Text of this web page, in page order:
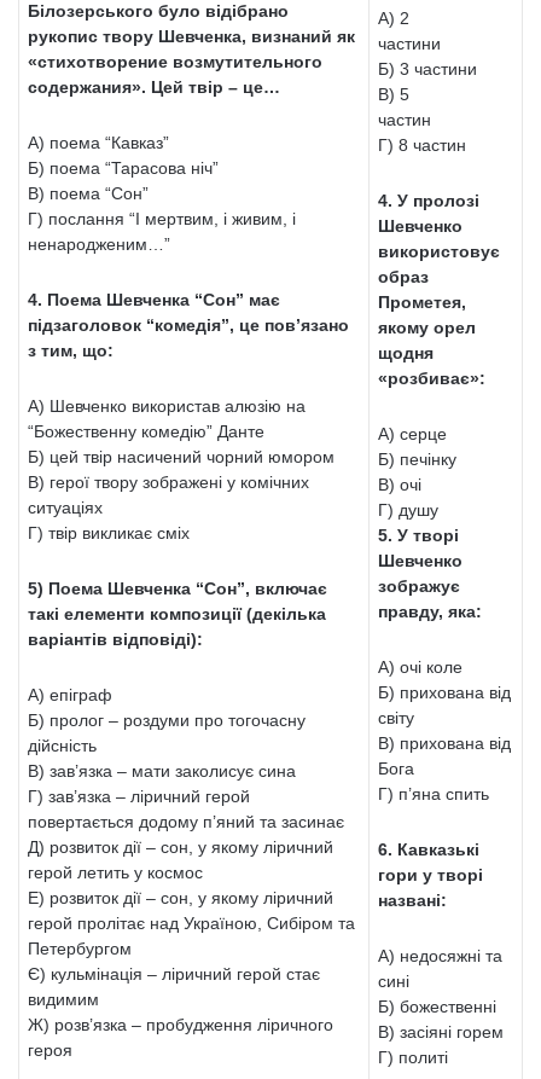
Білозерського було відібрано
рукопис твору Шевченка, визнаний як
«стихотворение возмутительного
содержания». Цей твір – це…
А) поема “Кавказ”
Б) поема “Тарасова ніч”
В) поема “Сон”
Г) послання “І мертвим, і живим, і
ненародженим…”
4. Поема Шевченка “Сон” має
підзаголовок “комедія”, це пов’язано
з тим, що:
А) Шевченко використав алюзію на
“Божественну комедію” Данте
Б) цей твір насичений чорний юмором
В) герої твору зображені у комічних
ситуаціях
Г) твір викликає сміх
5) Поема Шевченка “Сон”, включає
такі елементи композиції (декілька
варіантів відповіді):
А) епіграф
Б) пролог – роздуми про тогочасну
дійсність
В) зав’язка – мати заколисує сина
Г) зав’язка – ліричний герой
повертається додому п’яний та засинає
Д) розвиток дії – сон, у якому ліричний
герой летить у космос
Е) розвиток дії – сон, у якому ліричний
герой пролітає над Україною, Сибіром та
Петербургом
Є) кульмінація – ліричний герой стає
видимим
Ж) розв’язка – пробудження ліричного
героя
А) 2
частини
Б) 3 частини
В) 5
частин
Г) 8 частин
4. У пролозі
Шевченко
використовує
образ
Прометея,
якому орел
щодня
«розбиває»:
А) серце
Б) печінку
В) очі
Г) душу
5. У творі
Шевченко
зображує
правду, яка:
А) очі коле
Б) прихована від
світу
В) прихована від
Бога
Г) п’яна спить
6. Кавказькі
гори у творі
названі:
А) недосяжні та
сині
Б) божественні
В) засіяні горем
Г) политі